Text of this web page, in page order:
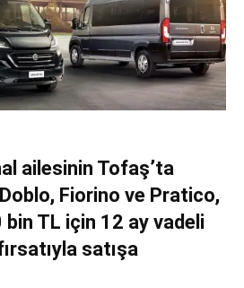
ailesinin Tofaş’ta
Doblo, Fiorino ve Pratico,
bin TL için 12 ay vadeli
satışa